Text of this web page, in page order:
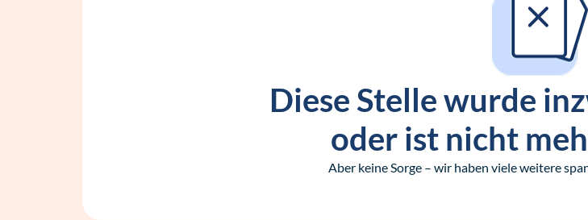
Diese Stelle wurde
oder ist nicht
Aber keine Sorge – wir haben viele weitere